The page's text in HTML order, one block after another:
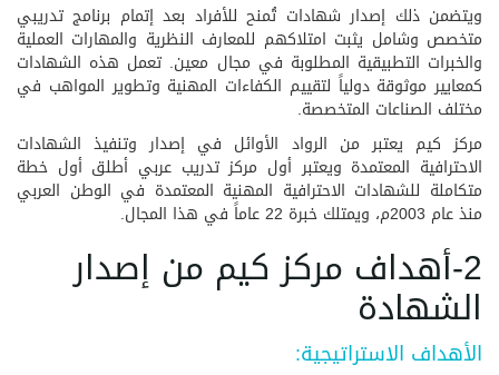
ويتضمن ذلك إصدار شهادات تُمنح للأفراد بعد إتمام برنامج تدريبي
متخصص وشامل يثبت امتلاكهم للمعارف النظرية والمهارات العملية
والخبرات التطبيقية المطلوبة في مجال معين. تعمل هذه الشهادات
كمعايير موثوقة دولياً لتقييم الكفاءات المهنية وتطوير المواهب في
مختلف الصناعات المتخصصة.
مركز كيم يعتبر من الرواد الأوائل في إصدار وتنفيذ الشهادات
الاحترافية المعتمدة ويعتبر أول مركز تدريب عربي أطلق أول خطة
متكاملة للشهادات الاحترافية المهنية المعتمدة في الوطن العربي
منذ عام 2003م، ويمتلك خبرة 22 عاماً في هذا المجال.
2-أهداف مركز كيم من إصدار
الشهادة
الأهداف الاستراتيجية: